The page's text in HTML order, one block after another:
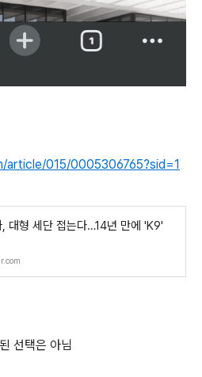
article/015/0005306765?sid=1
대형 세단 접는다…14년 만에 'K9'
선택은 아님